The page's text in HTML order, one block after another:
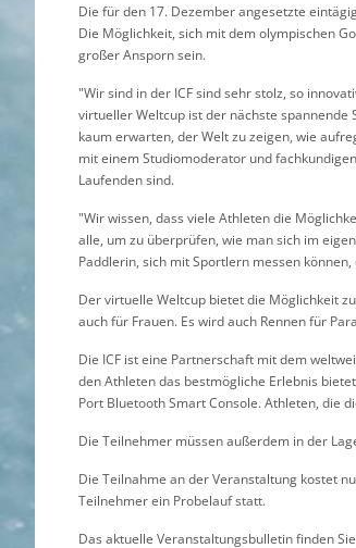
Die für den 17. Dezember angesetzte
Die Möglichkeit, sich mit dem olympischen
großer Ansporn sein.
"Wir sind in der ICF sind sehr stolz, so
virtueller Weltcup ist der nächste spannende
kaum erwarten, der Welt zu zeigen, wie
mit einem Studiomoderator und
Laufenden sind.
"Wir wissen, dass viele Athleten die
alle, um zu überprüfen, wie man sich im
Paddlerin, sich mit Sportlern messen
Der virtuelle Weltcup bietet die Möglichkeit
auch für Frauen. Es wird auch Rennen für
Die ICF ist eine Partnerschaft mit dem
den Athleten das bestmögliche Erlebnis
Port Bluetooth Smart Console. Athleten, die
Die Teilnehmer müssen außerdem in der
Die Teilnahme an der Veranstaltung kostet
Teilnehmer ein Probelauf statt.
Das aktuelle Veranstaltungsbulletin finden